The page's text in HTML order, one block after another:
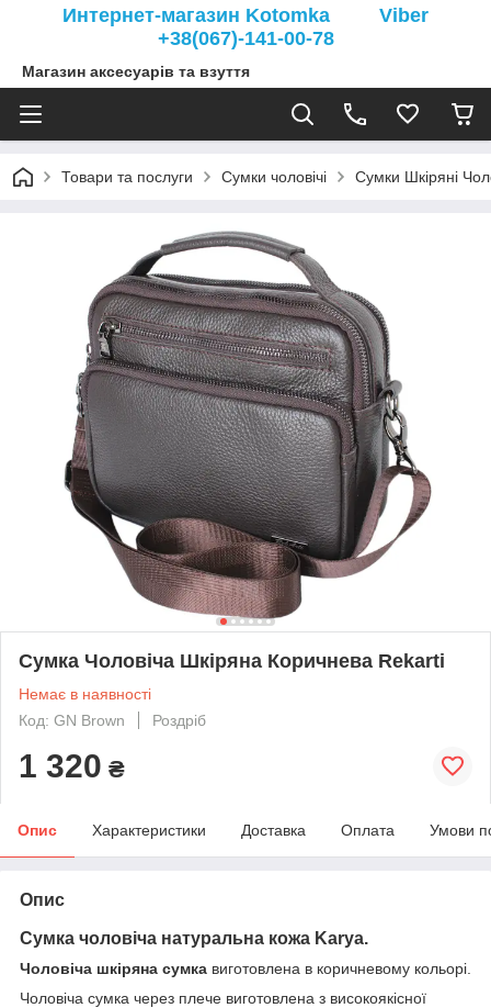
Интернет-магазин Kotomka Viber
+38(067)-141-00-78
Магазин аксесуарів та взуття
Товари та послуги Сумки чоловічі Сумки Шкіряні
Сумка Чоловіча Шкіряна Коричнева Rekarti
Немає в наявності
Код: GN Brown
Роздріб
1 320 ₴
Опис Характеристики Доставка Оплата Умови
Опис
Сумка чоловіча натуральна кожа Karya.
Чоловіча шкіряна сумка виготовлена в коричневому кольорі.
Чоловіча сумка через плече виготовлена з високоякісної